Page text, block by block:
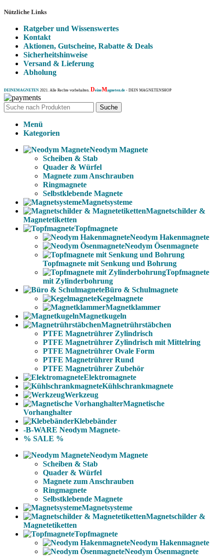
Nützliche Links
Ratgeber und Wissenswertes
Kontakt
Aktionen, Gutscheine, Rabatte & Deals
Sicherheitshinweise
Versand & Lieferung
Abholung
DEINEMAGNETEN 2021. Alle Rechte vorbehalten. DeineMagneten.de - DEIN MAGNETENSHOP
Suche
Menü
Kategorien
Neodym Magnete
Scheiben & Stab
Quader & Würfel
Magnete zum Anschrauben
Ringmagnete
Selbstklebende Magnete
Magnetsysteme
Magnetschilder &
Magnetetiketten
Topfmagnete
Neodym Hakenmagnete
Neodym Ösenmagnete
Topfmagnete mit Senkung und Bohrung
Topfmagnete
mit Zylinderbohrung
Büro & Schulmagnete
Kegelmagnete
Magnetklammer
Magnetkugeln
Magnetrührstäbchen
PTFE Magnetrührer Zylindrisch
PTFE Magnetrührer Zylindrisch mit Mittelring
PTFE Magnetrührer Ovale Form
PTFE Magnetrührer Rund
PTFE Magnetrührer Zubehör
Elektromagnete
Kühlschrankmagnete
Werkzeug
Magnetische
Vorhanghalter
Klebebänder
-B-WARE Neodym Magnete-
% SALE %
Neodym Magnete
Scheiben & Stab
Quader & Würfel
Magnete zum Anschrauben
Ringmagnete
Selbstklebende Magnete
Magnetsysteme
Magnetschilder &
Magnetetiketten
Topfmagnete
Neodym Hakenmagnete
Neodym Ösenmagnete